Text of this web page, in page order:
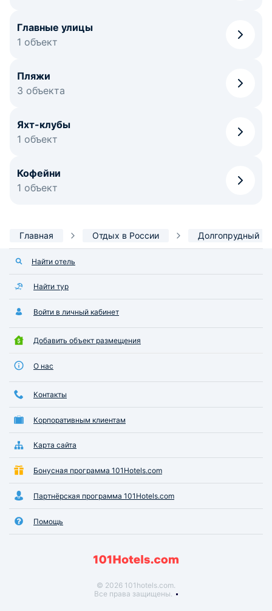
Главные улицы
1 объект
Пляжи
3 объекта
Яхт-клубы
1 объект
Кофейни
1 объект
Главная Отдых в России Долгопрудный
Найти отель
Найти тур
Войти в личный кабинет
Добавить объект размещения
О нас
Контакты
Корпоративным клиентам
Карта сайта
Бонусная программа 101Hotels.com
Партнёрская программа 101Hotels.com
Помощь
© 2026 101hotels.com.
Все права защищены.